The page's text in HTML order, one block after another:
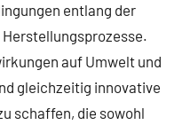
entlang der
auf Umwelt und
gleichzeitig innovative
schaffen, die sowohl